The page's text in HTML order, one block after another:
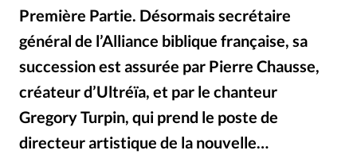
Se connecter
Édition: Internationale
Devise:CHF
Tous les articles
Actualité chrétienne
Actualité internationale
Chronique
Culture
Première Partie. Désormais secrétaire
général de l’Alliance biblique française, sa
succession est assurée par Pierre Chausse,
créateur d’Ultréïa, et par le chanteur
Gregory Turpin, qui prend le poste de
directeur artistique de la nouvelle…